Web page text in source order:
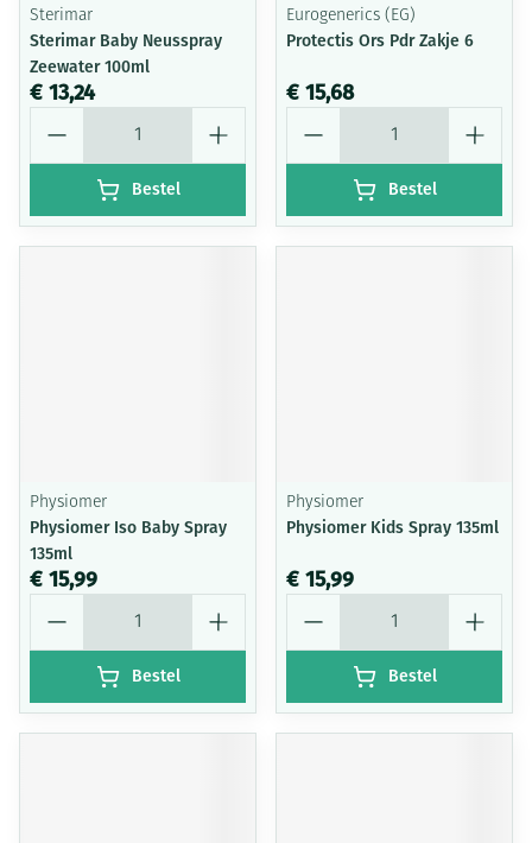
Sterimar
Sterimar Baby Neusspray
Zeewater 100ml
€ 13,24
Bestel
Eurogenerics (EG)
Protectis Ors Pdr Zakje 6
€ 15,68
Bestel
Physiomer
Physiomer Iso Baby Spray
135ml
€ 15,99
Bestel
Physiomer
Physiomer Kids Spray 135ml
€ 15,99
Bestel